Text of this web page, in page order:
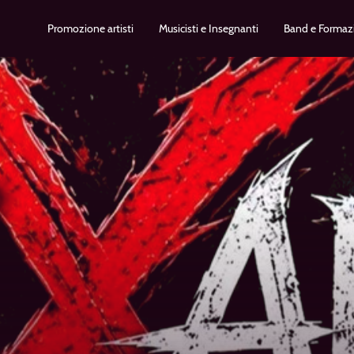
Promozione artisti Musicisti e Insegnanti Band e